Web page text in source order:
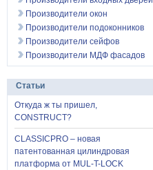
Производители окон
Производители подоконников
Производители сейфов
Производители МДФ фасадов
Статьи
Откуда ж ты пришел,
CONSTRUCT?
CLASSICPRO – новая
патентованная цилиндровая
платформа от MUL-T-LOCK